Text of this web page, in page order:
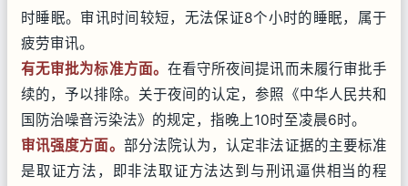
时睡眠。审讯时间较短，无法保证8个小时的睡眠，属于
疲劳审讯。
有无审批为标准方面。 在看守所夜间提讯而未履行审批手
续的，予以排除。关于夜间的认定，参照《中华人民共和
国防治噪音污染法》的规定，指晚上10时至凌晨6时。
审讯强度方面。 部分法院认为，认定非法证据的主要标准
是取证方法，即非法取证方法达到与刑讯逼供相当的程